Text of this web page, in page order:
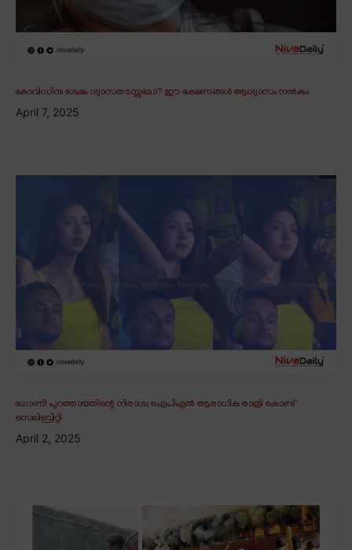
കോവിഡിനു ശേഷം ശ്വാസതടസ്സമോ? ഈ ഭക്ഷണങ്ങൾ ആശ്വാസം നൽകും
April 7, 2025
ധോണി പുറത്തായതിന്റെ നിരാശ; ഐപിഎൽ ആരാധിക രാത്രി കൊണ്ട്
സെലിബ്രിറ്റി
April 2, 2025